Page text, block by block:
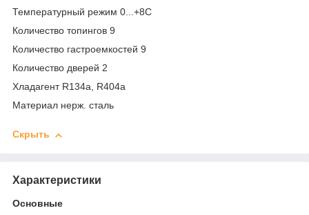
Температурный режим 0...+8С
Количество топингов 9
Количество гастроемкостей 9
Количество дверей 2
Хладагент R134a, R404a
Материал нерж. сталь
Скрыть
Характеристики
Основные